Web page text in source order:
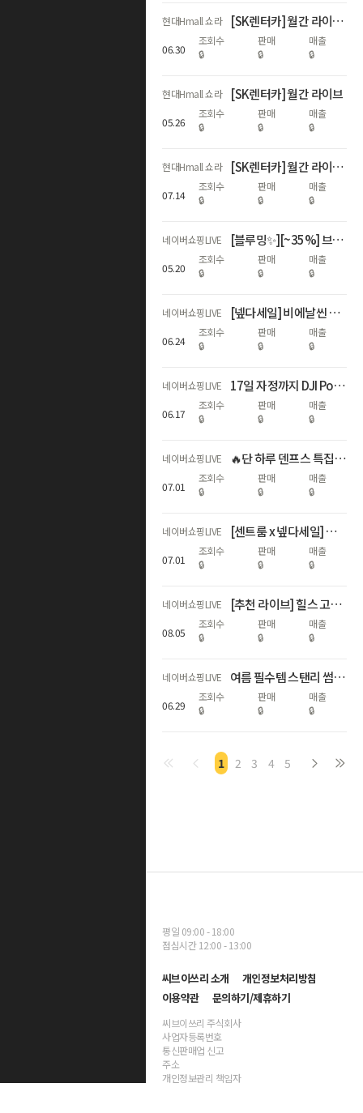
현대Hmall 쇼라 [SK렌터카] 월간 라이브_최대 2개월 렌탈료 무료!
06.30
조회수
🔒
판매
🔒
매출
🔒
현대Hmall 쇼라 [SK렌터카] 월간 라이브
05.26
조회수
🔒
판매
🔒
매출
🔒
현대Hmall 쇼라 [SK렌터카] 월간 라이브🩷 첫달 렌탈료 무료 혜택
07.14
조회수
🔒
판매
🔒
매출
🔒
네이버쇼핑LIVE [블루밍✨][~35%] 브리오신 주방세제 LIVE 단독+수세미 증정🔥
05.20
조회수
🔒
판매
🔒
매출
🔒
네이버쇼핑LIVE [넾다세일] 비에날씬 역대급 할인 모음! (67%) 💚🎉
06.24
조회수
🔒
판매
🔒
매출
🔒
네이버쇼핑LIVE 17일 자정까지 DJI Pocket 4 에센셜콤보 최대혜택가 59만원대!
06.17
조회수
🔒
판매
🔒
매출
🔒
네이버쇼핑LIVE 🔥단 하루 덴프스 특집! 브랜드데이x넾다세일x슈퍼적립위크🔥
07.01
조회수
🔒
판매
🔒
매출
🔒
네이버쇼핑LIVE [센트룸 x 넾다세일] 여름 휴가지원 2탄 라이브👀
07.01
조회수
🔒
판매
🔒
매출
🔒
네이버쇼핑LIVE [추천 라이브] 힐스 고양이의날 특가! 전품목 최대 50% 라이브
08.05
조회수
🔒
판매
🔒
매출
🔒
네이버쇼핑LIVE 여름 필수템 스탠리 썸머 페스타!
06.29
조회수
🔒
판매
🔒
매출
🔒
1 2 3 4 5
평일 09:00 - 18:00
점심시간 12:00 - 13:00
씨브이쓰리 소개
개인정보처리방침
이용약관
문의하기/제휴하기
씨브이쓰리 주식회사
사업자등록번호
통신판매업 신고
주소
개인정보관리 책임자